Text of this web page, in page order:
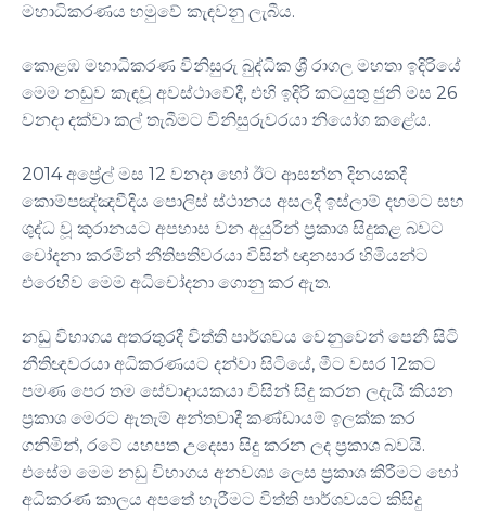
මහාධිකරණය හමුවේ කැඳවනු ලැබීය.
කොළඹ මහාධිකරණ විනිසුරු බුද්ධික ශ්‍රී රාගල මහතා ඉදිරියේ
මෙම නඩුව කැඳවූ අවස්ථාවේදී, එහි ඉදිරි කටයුතු ජුනි මස 26
වනදා දක්වා කල් තැබීමට විනිසුරුවරයා නියෝග කළේය.
2014අප්‍රේල් මස 12 වනදා හෝ ඊට ආසන්න දිනයකදී
කොම්පඤ්ඤවීදිය පොලිස් ස්ථානය අසලදී ඉස්ලාම් දහමට සහ
ශුද්ධ වූ කුරානයට අපහාස වන අයුරින් ප්‍රකාශ සිදුකළ බවට
චෝදනා කරමින් නීතිපතිවරයා විසින් ඥානසාර හිමියන්ට
එරෙහිව මෙම අධිචෝදනා ගොනු කර ඇත.
නඩු විභාගය අතරතුරදී විත්ති පාර්ශවය වෙනුවෙන් පෙනී සිටි
නීතිඥවරයා අධිකරණයට දන්වා සිටියේ, මීට වසර 12කට
පමණ පෙර තම සේවාදායකයා විසින් සිදු කරන ලදැයි කියන
ප්‍රකාශ මෙරට ඇතැම් අන්තවාදී කණ්ඩායම් ඉලක්ක කර
ගනිමින්, රටේ යහපත උදෙසා සිදු කරන ලද ප්‍රකාශ බවයි.
එසේම මෙම නඩු විභාගය අනවශ්‍ය ලෙස ප්‍රකාශ කිරීමට හෝ
අධිකරණ කාලය අපතේ හැරීමට විත්ති පාර්ශවයට කිසිදු